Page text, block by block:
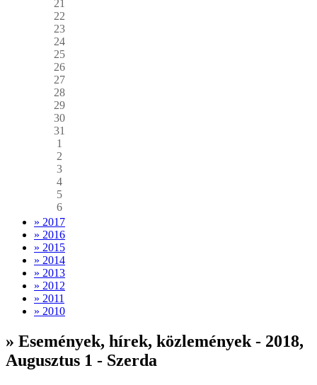
21
22
23
24
25
26
27
28
29
30
31
1
2
3
4
5
6
» 2017
» 2016
» 2015
» 2014
» 2013
» 2012
» 2011
» 2010
» Események, hírek, közlemények - 2018,
Augusztus 1 - Szerda